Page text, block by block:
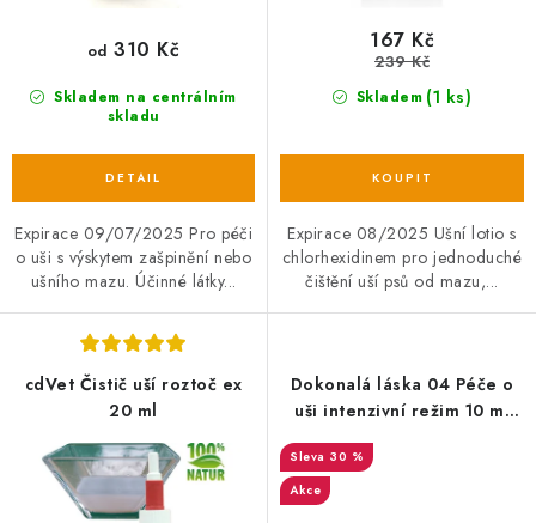
Skladem na centrálním
skladu
od 310 Kč
Expirace 09/07/2025 Pro péči
o uši s výskytem zašpinění nebo
ušního mazu. Účinné látky...
Skladem (1 ks)
167 Kč
239 Kč
Expirace 08/2025 Ušní lotio s
chlorhexidinem pro jednoduché
čištění uší psů od mazu,...
cdVet Čistič uší roztoč ex
20 ml
Dokonalá láska 04 Péče o
uši intenzivní režim 10 ml
EXP 13/08/2025
30 %
Akce